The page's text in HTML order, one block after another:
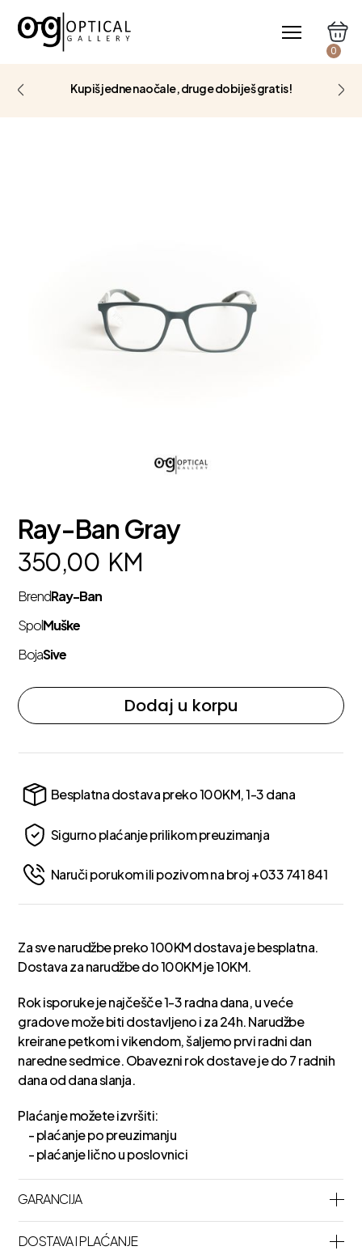
0
Kupiš jedne naočale, druge dobiješ gratis!
Ray-Ban Gray
350,00 KM
BrendRay-Ban
SpolMuške
BojaSive
Dodaj u korpu
Besplatna dostava preko 100KM, 1-3 dana
Sigurno plaćanje prilikom preuzimanja
Naruči porukom ili pozivom na broj +033 741 841
Za sve narudžbe preko 100KM dostava je besplatna.
Dostava za narudžbe do 100KM je 10KM.
Rok isporuke je najčešče 1-3 radna dana, u veće
gradove može biti dostavljeno i za 24h. Narudžbe
kreirane petkom i vikendom, šaljemo prvi radni dan
naredne sedmice. Obavezni rok dostave je do 7 radnih
dana od dana slanja.
Plaćanje možete izvršiti:
- plaćanje po preuzimanju
- plaćanje lično u poslovnici
GARANCIJA
DOSTAVA I PLAĆANJE